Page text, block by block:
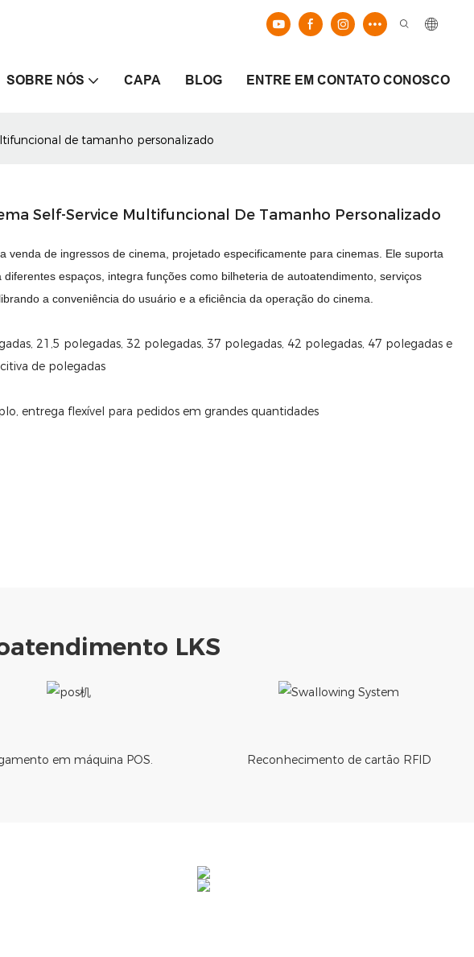
SOBRE NÓS CAPA BLOG ENTRE EM CONTATO CONOSCO
de tamanho personalizado
Self-Service Multifuncional De Tamanho Personalizado
venda de ingressos de cinema, projetado especificamente para cinemas. Ele suporta
espaços, integra funções como bilheteria de autoatendimento, serviços
a conveniência do usuário e a eficiência da operação do cinema.
21,5 polegadas, 32 polegadas, 37 polegadas, 42 polegadas, 47 polegadas e
de polegadas
entrega flexível para pedidos em grandes quantidades
LKS
em máquina POS. Reconhecimento de cartão RFID